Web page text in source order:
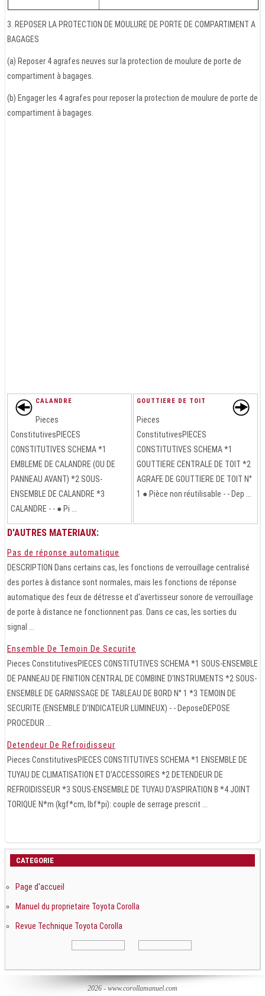
3. REPOSER LA PROTECTION DE MOULURE DE PORTE DE COMPARTIMENT A
BAGAGES
(a) Reposer 4 agrafes neuves sur la protection de moulure de porte de
compartiment à bagages.
(b) Engager les 4 agrafes pour reposer la protection de moulure de porte de
compartiment à bagages.
CALANDRE
Pieces
ConstitutivesPIECES
CONSTITUTIVES SCHEMA *1
EMBLEME DE CALANDRE (OU DE
PANNEAU AVANT) *2 SOUS-
ENSEMBLE DE CALANDRE *3
CALANDRE - - ● Pi ...
GOUTTIERE DE TOIT
Pieces
ConstitutivesPIECES
CONSTITUTIVES SCHEMA *1
GOUTTIERE CENTRALE DE TOIT *2
AGRAFE DE GOUTTIERE DE TOIT N°
1 ● Pièce non réutilisable - - Dep ...
D'AUTRES MATERIAUX:
Pas de réponse automatique
DESCRIPTION Dans certains cas, les fonctions de verrouillage centralisé
des portes à distance sont normales, mais les fonctions de réponse
automatique des feux de détresse et d'avertisseur sonore de verrouillage
de porte à distance ne fonctionnent pas. Dans ce cas, les sorties du
signal ...
Ensemble De Temoin De Securite
Pieces ConstitutivesPIECES CONSTITUTIVES SCHEMA *1 SOUS-ENSEMBLE
DE PANNEAU DE FINITION CENTRAL DE COMBINE D'INSTRUMENTS *2 SOUS-
ENSEMBLE DE GARNISSAGE DE TABLEAU DE BORD N° 1 *3 TEMOIN DE
SECURITE (ENSEMBLE D'INDICATEUR LUMINEUX) - - DeposeDEPOSE
PROCEDUR ...
Detendeur De Refroidisseur
Pieces ConstitutivesPIECES CONSTITUTIVES SCHEMA *1 ENSEMBLE DE
TUYAU DE CLIMATISATION ET D'ACCESSOIRES *2 DETENDEUR DE
REFROIDISSEUR *3 SOUS-ENSEMBLE DE TUYAU D'ASPIRATION B *4 JOINT
TORIQUE N*m (kgf*cm, lbf*pi): couple de serrage prescrit ...
CATEGORIE
Page d'accueil
Manuel du proprietaire Toyota Corolla
Revue Technique Toyota Corolla
2026 - www.corollamanuel.com